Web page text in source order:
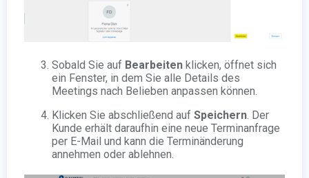
Sobald Sie auf Bearbeiten klicken, öffnet sich
ein Fenster, in dem Sie alle Details des
Meetings nach Belieben anpassen können.
Klicken Sie abschließend auf Speichern . Der
Kunde erhält daraufhin eine neue Terminanfrage
per E-Mail und kann die Terminänderung
annehmen oder ablehnen.